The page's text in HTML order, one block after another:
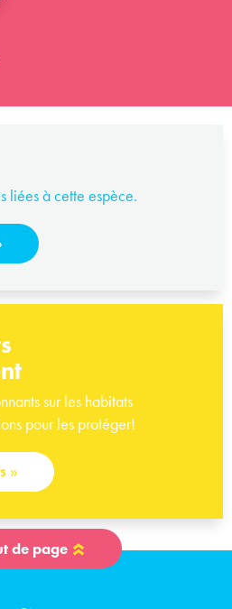
liées à cette espèce.
sur les habitats
pour les protéger!
»
de page